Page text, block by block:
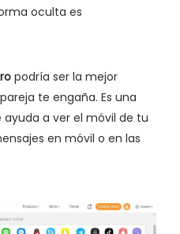
oculta es
podría ser la mejor
te engaña. Es una
a ver el móvil de tu
en móvil o en las